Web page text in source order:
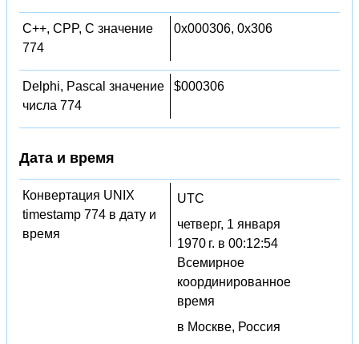
C++, CPP, C значение
774
0x000306, 0x306
Delphi, Pascal значение
числа 774
$000306
Дата и время
Конвертация UNIX
timestamp 774 в дату и
время
UTC
четверг, 1 января
1970 г. в 00:12:54
Всемирное
координированное
время
в Москве, Россия